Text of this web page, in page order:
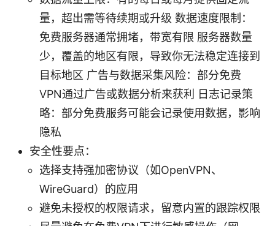
量，超出需等待续期或升级 数据速度限制：
免费服务器通常拥堵，带宽有限 服务器数量
少，覆盖的地区有限，导致你无法稳定连接到
目标地区 广告与数据采集风险：部分免费
VPN通过广告或数据分析来获利 日志记录策
略：部分免费服务可能会记录使用数据，影响
隐私
安全性要点：
选择支持强加密协议（如OpenVPN、
WireGuard）的应用
避免未授权的权限请求，留意内置的跟踪权限